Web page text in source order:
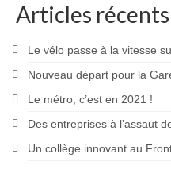
Articles récents
Le vélo passe à la vitesse
Nouveau départ pour la
Le métro, c’est en 2021 !
Des entreprises à l’assaut
Un collège innovant au